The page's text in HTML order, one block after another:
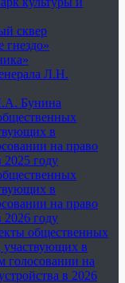
сквер
гнездо»
Л.Н.
Бунина
в
на право
2025 году
в
на право
2026 году
общественных
участвующих в
голосовании на
в 2026